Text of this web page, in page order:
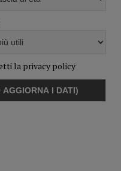
la privacy policy